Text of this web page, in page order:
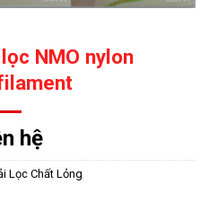
NMO nylon
hệ
Lọc Chất Lỏng